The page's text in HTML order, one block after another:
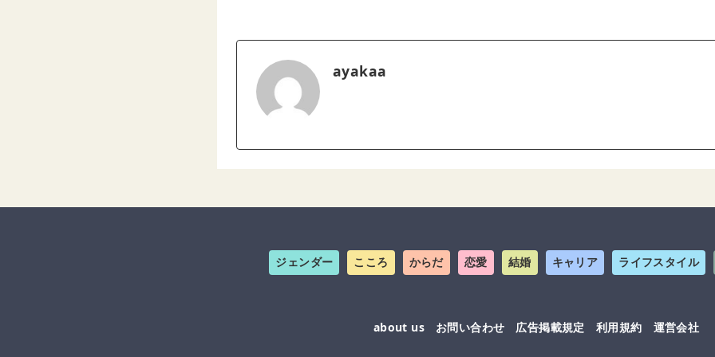
ayakaa
ジェンダー こころ からだ 恋愛 結婚 キャリア ライフスタイル
about us お問い合わせ 広告掲載規定 利用規約 運営会社